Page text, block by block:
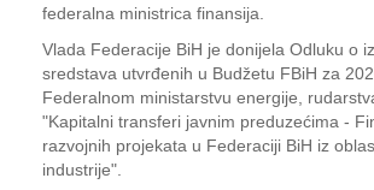
federalna ministrica finansija.
Vlada Federacije BiH je donijela Odluku o
sredstava utvrđenih u Budžetu FBiH za
Federalnom ministarstvu energije,
"Kapitalni transferi javnim preduzećima -
razvojnih projekata u Federaciji BiH iz
industrije".